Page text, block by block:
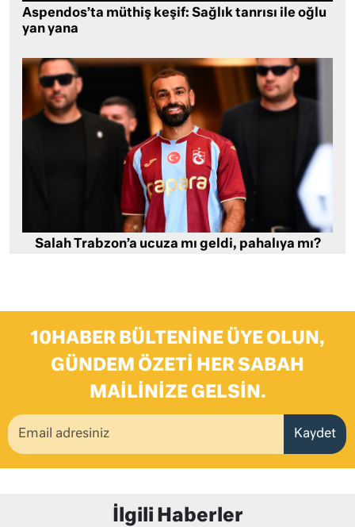
Aspendos’ta müthiş keşif: Sağlık tanrısı ile oğlu
yan yana
Salah Trabzon’a ucuza mı geldi, pahalıya mı?
10HABER BÜLTENINE ÜYE OLUN,
GÜNDEM ÖZETI HER SABAH
MAILINIZE GELSIN.
Kaydet
İlgili Haberler